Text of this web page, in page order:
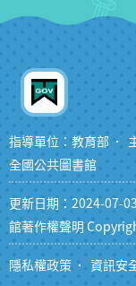
指導單位：教育部
全國公共圖書館
更新日期：2024-07-03
館著作權聲明
隱私權政策 資訊安